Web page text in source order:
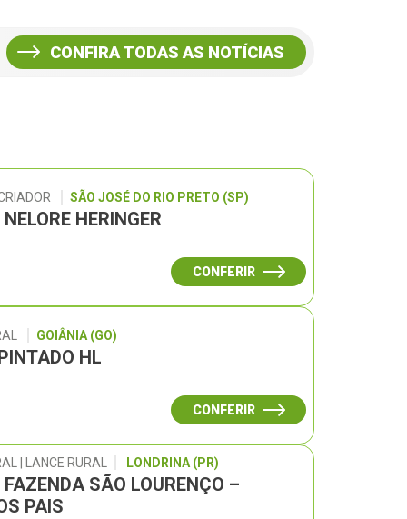
CONFIRA TODAS AS NOTÍCIAS
SÃO JOSÉ DO RIO PRETO (SP)
HERINGER
CONFERIR
GOIÂNIA (GO)
HL
CONFERIR
| LANCE RURAL LONDRINA (PR)
SÃO LOURENÇO –
PAIS